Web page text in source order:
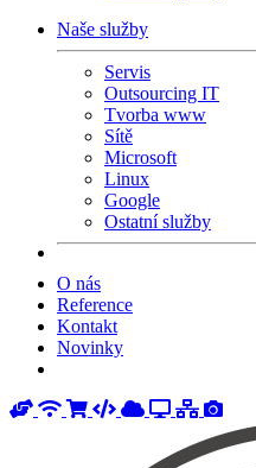
Naše služby
Servis
Outsourcing IT
Tvorba www
Sítě
Microsoft
Linux
Google
Ostatní služby
O nás
Reference
Kontakt
Novinky